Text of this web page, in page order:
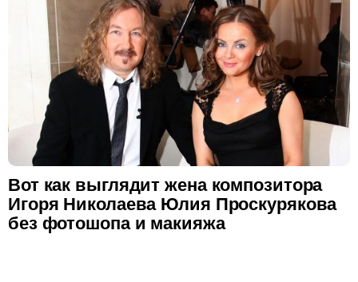
Вот как выглядит жена композитора
Игоря Николаева Юлия Проскурякова
без фотошопа и макияжа